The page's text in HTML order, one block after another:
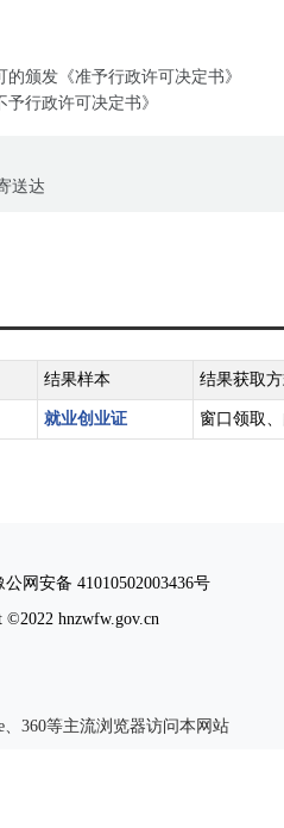
的颁发《准予行政许可决定书》
行政许可决定书》
送达
结果样本 结果获取
就业创业证 窗口领取
公网安备 41010502003436号
hnzwfw.gov.cn
360等主流浏览器访问本网站